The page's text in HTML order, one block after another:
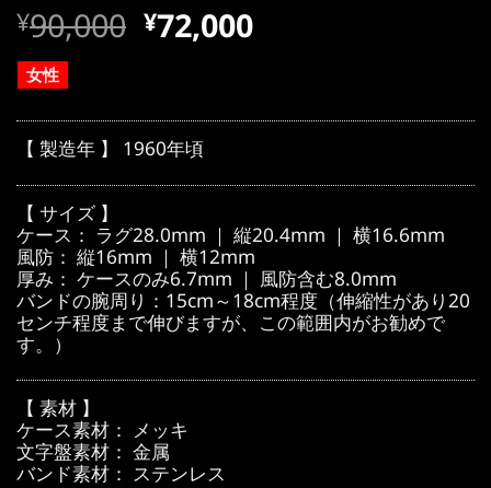
元
の
価
格
は
¥90,000
で
し
た。
¥90,000 現
価
格
は
で
す。
¥72,000
女性
【 製造年 】 1960年頃
【 サイズ 】
ケース： ラグ28.0mm ｜ 縦20.4mm ｜ 横16.6mm
風防： 縦16mm ｜ 横12mm
厚み： ケースのみ6.7mm ｜ 風防含む8.0mm
バンドの腕周り：15cm～18cm程度（伸縮性があり20
センチ程度まで伸びますが、この範囲内がお勧めで
す。）
【 素材 】
ケース素材： メッキ
文字盤素材： 金属
バンド素材： ステンレス